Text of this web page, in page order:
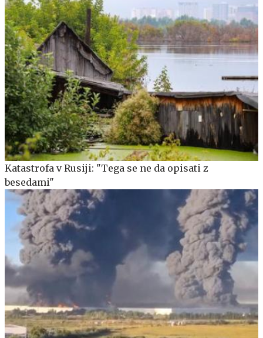
Katastrofa v Rusiji: "Tega se ne da opisati z
besedami"